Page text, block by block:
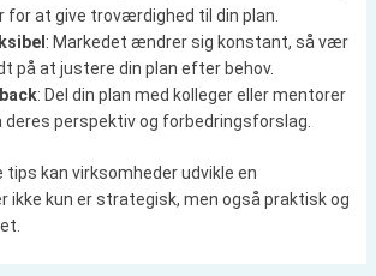
for at give troværdighed til din plan.
: Markedet ændrer sig konstant, så vær
på at justere din plan efter behov.
: Del din plan med kolleger eller mentorer
perspektiv og forbedringsforslag.
kan virksomheder udvikle en
ikke kun er strategisk, men også praktisk og